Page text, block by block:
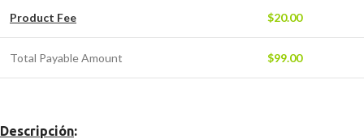
Product Fee $20.00
Total Payable Amount $99.00
Descripción: